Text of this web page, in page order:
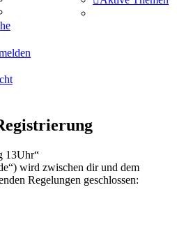
Schiffe versenken
13Uhr“
wird zwischen dir und dem
Regelungen geschlossen: